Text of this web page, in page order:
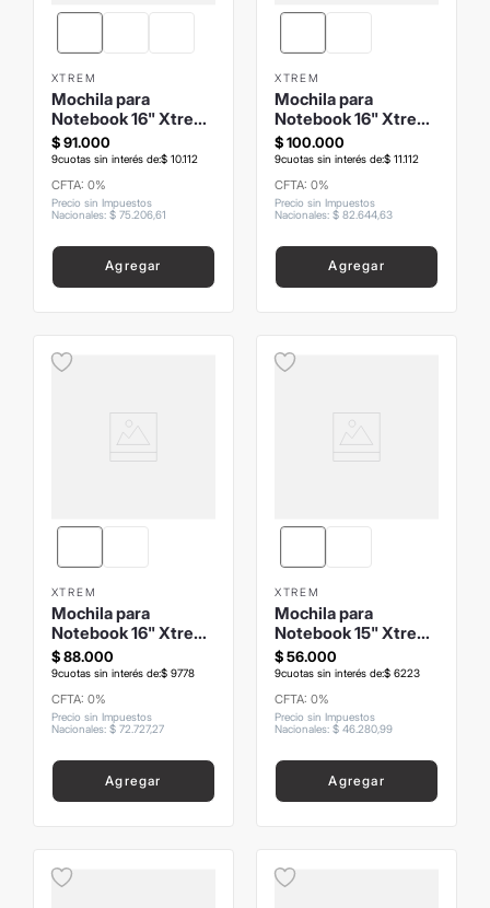
XTREM
Mochila para
Notebook 16" Xtrem
Gamma
$ 91.000
9cuotas sin interés de:$ 10.112
CFTA: 0%
Precio sin Impuestos
Nacionales: $ 75.206,61
Agregar
XTREM
Mochila para
Notebook 16" Xtrem
Sky
$100.000
9cuotas sin interés de:$ 11112
CFTA: 0%
Precio sin Impuestos
Nacionales: $ 82 64463
Agregar
XTREM
Mochila para
Notebook 16" Xtrem
Kent
$ 88.000
9cuotas sin interés de:$ 9778
CFTA: 0%
Precio sin Impuestos
Nacionales: $ 72 727,27
Agregar
XTREM
Mochila para
Notebook 15" Xtrem
Pop
$56.000
9cuotas sin interés de:$ 6223
CFTA: 0%
Precio sin Impuestos
Nacionales: $ 4628099
Agregar